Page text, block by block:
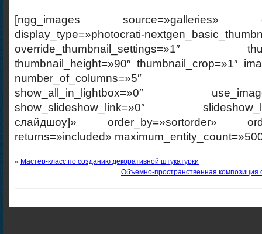
[ngg_images source=»galleries»
display_type=»photocrati-
override_thumbnail_settings=»1″
thumbnail_height=»90″ thumbnail_crop=»1″
number_of_columns=»5″
show_all_in_lightbox=»0″
show_slideshow_link=»0″
слайдшоу]» order_by=»sortorder»
returns=»included»
« Мастер-класс по созданию декоративной штукатурки
Объемно-пространственная композиция